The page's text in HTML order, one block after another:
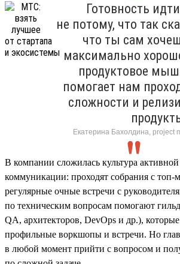
Готовность
не потому, что так
что ты сам
максимально
продуктовое
помогает нам
сложности и
Екатерина Бахолдина, project
В компании сложилась культура
коммуникации: проходят собрания с топ-
регулярные очные встречи с
по техническим вопросам помогают
QA, архитекторов, DevOps и др.),
профильные воркшопы и встречи. Но
в любой момент прийти с вопросом и